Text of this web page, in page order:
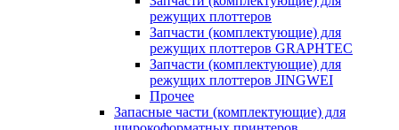
режущих плоттеров
Запчасти (комплектующие) для
режущих плоттеров GRAPHTEC
Запчасти (комплектующие) для
режущих плоттеров JINGWEI
Прочее
Запасные части (комплектующие) для